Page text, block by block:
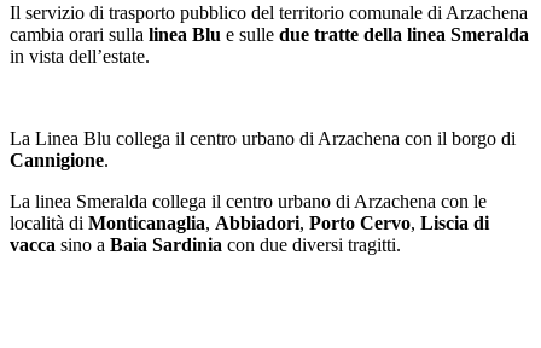
Il servizio di trasporto pubblico del territorio comunale di Arzachena
cambia orari sulla linea Blu e sulle due tratte della linea Smeralda
in vista dell’estate.
La Linea Blu collega il centro urbano di Arzachena con il borgo di
Cannigione.
La linea Smeralda collega il centro urbano di Arzachena con le
località di Monticanaglia, Abbiadori, Porto Cervo, Liscia di
vacca sino a Baia Sardinia con due diversi tragitti.